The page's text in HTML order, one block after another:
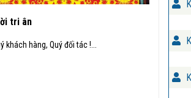
tri ân
khách hàng, Quý đối tác !...